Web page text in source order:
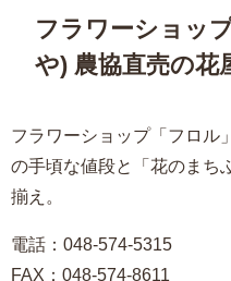
フラワーショッ
や) 農協直売の花
フラワーショップ「フロル
の手頃な値段と「花のまち
揃え。
電話：048-574-5315
FAX：048-574-8611